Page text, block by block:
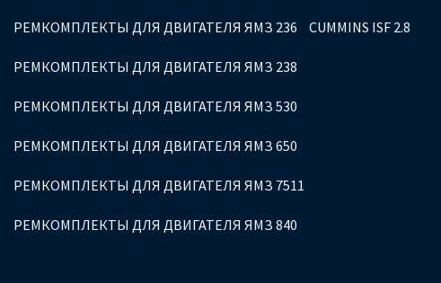
РЕМКОМПЛЕКТЫ ДЛЯ ДВИГАТЕЛЯ ЯМЗ 236
РЕМКОМПЛЕКТЫ ДЛЯ ДВИГАТЕЛЯ ЯМЗ 238
РЕМКОМПЛЕКТЫ ДЛЯ ДВИГАТЕЛЯ ЯМЗ 530
РЕМКОМПЛЕКТЫ ДЛЯ ДВИГАТЕЛЯ ЯМЗ 650
РЕМКОМПЛЕКТЫ ДЛЯ ДВИГАТЕЛЯ ЯМЗ 7511
РЕМКОМПЛЕКТЫ ДЛЯ ДВИГАТЕЛЯ ЯМЗ 840
CUMMINS ISF 2.8